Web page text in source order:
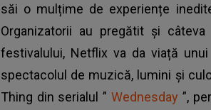
săi o mulțime de experiențe
Organizatorii au pregătit și
festivalului, Netflix va da viață
spectacolul de muzică, lumini și
Thing din serialul ”Wednesday ”,